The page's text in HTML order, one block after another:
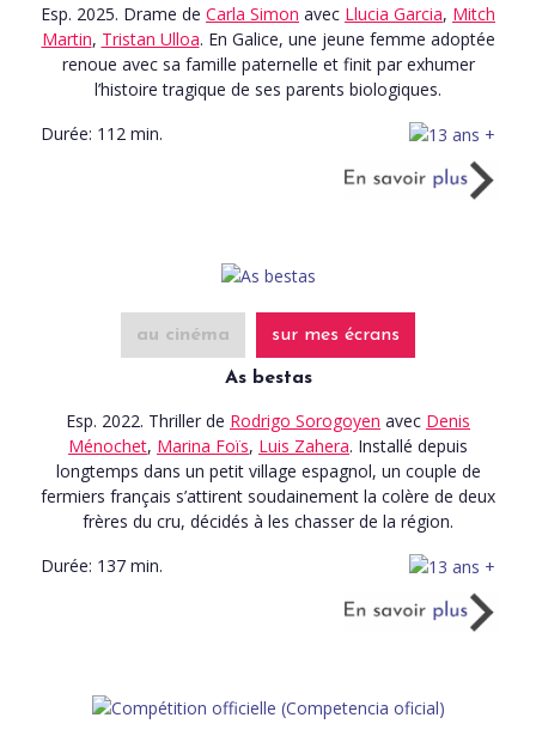
Esp. 2025. Drame de Carla Simon avec Llucia Garcia, Mitch
Martin, Tristan Ulloa. En Galice, une jeune femme adoptée
renoue avec sa famille paternelle et finit par exhumer
l’histoire tragique de ses parents biologiques.
Durée: 112 min.
au cinéma sur mes écrans
As bestas
Esp. 2022. Thriller de Rodrigo Sorogoyen avec Denis
Ménochet, Marina Foïs, Luis Zahera. Installé depuis
longtemps dans un petit village espagnol, un couple de
fermiers français s’attirent soudainement la colère de deux
frères du cru, décidés à les chasser de la région.
Durée: 137 min.